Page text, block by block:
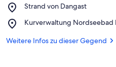
Niedersächsisches
Strand von Dangast
Place,
von
Kurverwaltung Nordseebad
Place,
Nordseebad
Weitere Infos zu dieser Gegend